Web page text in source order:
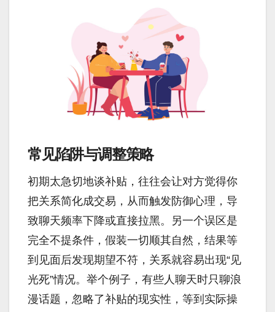
常见陷阱与调整策略
初期太急切地谈补贴，往往会让对方觉得你
把关系简化成交易，从而触发防御心理，导
致聊天频率下降或直接拉黑。另一个误区是
完全不提条件，假装一切顺其自然，结果等
到见面后发现期望不符，关系就容易出现“见
光死”情况。举个例子，有些人聊天时只聊浪
漫话题，忽略了补贴的现实性，等到实际操